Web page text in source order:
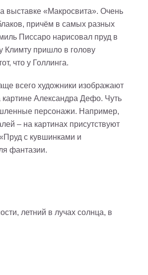
выставке «Макросвита». Очень
причём в самых разных
Писсаро нарисовал пруд в
Климту пришло в голову
что у Голлинга.
всего художники изображают
Александра Дефо. Чуть
персонажи. Например,
– на картинах присутствуют
с кувшинками и
фантазии.
летний в лучах солнца, в